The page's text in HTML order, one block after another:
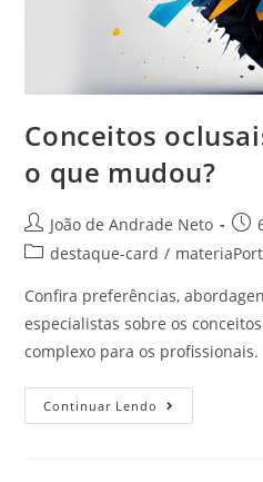
Conceitos
o que mudou?
João de Andrade Neto
destaque-card /
Confira preferências,
especialistas sobre os
complexo para os profissionais.
Continuar Lendo